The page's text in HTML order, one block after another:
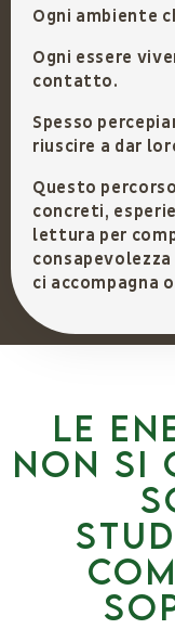
Ogni ambiente
Ogni essere
contatto.
Spesso
riuscire a dar
Questo
concreti,
lettura per
ci accompagna
Le
non si